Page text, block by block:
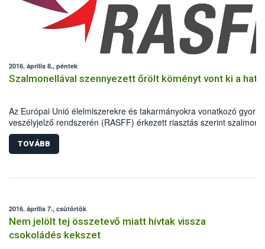
2016. április 8., péntek
Szalmonellával szennyezett őrölt köményt vont ki a
Az Európai Unió élelmiszerekre és takarmányokra vonatkozó gyors
veszélyjelző rendszerén (RASFF) érkezett riasztás szerint
szennyezettség miatt indiai származású őrölt köményt vontak ki a
forgalomból az EU több tagállamában. A szennyezett fűszerből
Magyarországra is szállítottak egy német nagykereskedőn keresztül.
TOVÁBB
2016. április 7., csütörtök
Nem jelölt tej összetevő miatt hívtak vissza
csokoládés kekszet